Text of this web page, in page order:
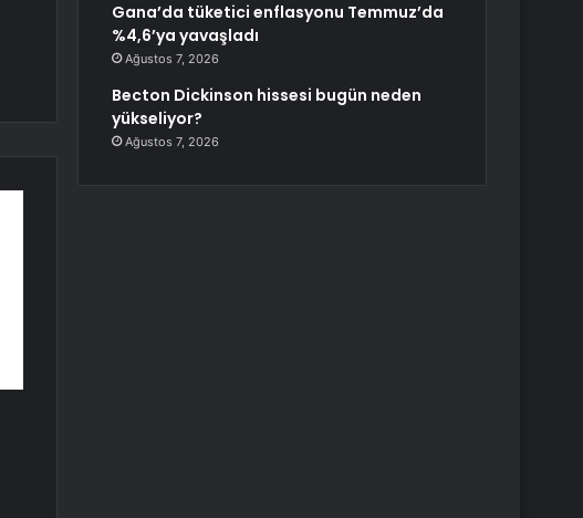
Gana’da tüketici enflasyonu Temmuz’da
%4,6’ya yavaşladı
Ağustos 7, 2026
Becton Dickinson hissesi bugün neden
yükseliyor?
Ağustos 7, 2026